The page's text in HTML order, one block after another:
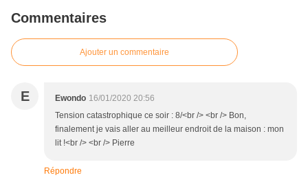
Commentaires
Ajouter un commentaire
E Ewondo 16/01/2020 20:56
Tension catastrophique ce soir : 8/<br /> <br /> Bon,
finalement je vais aller au meilleur endroit de la maison : mon
lit !<br /> <br /> Pierre
Répondre